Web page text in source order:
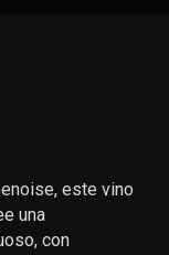
este vino
una
con